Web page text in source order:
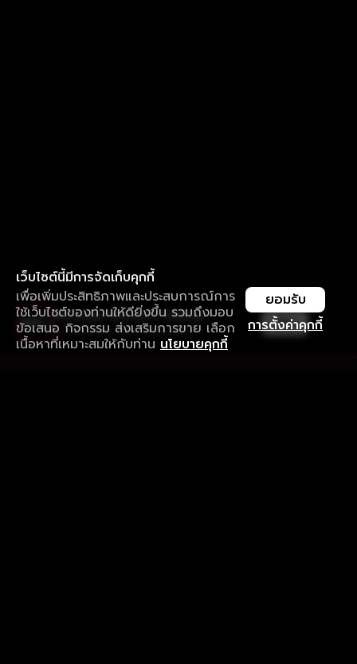
เว็บไซต์นี้มีการจัดเก็บคุกกี้
เพื่อเพิ่มประสิทธิภาพและประสบการณ์การ
ใช้เว็บไซต์ของท่านให้ดียิ่งขึ้น รวมถึงมอบ
ข้อเสนอ กิจกรรม ส่งเสริมการขาย เลือก
เนื้อหาที่เหมาะสมให้กับท่าน นโยบายคุกกี้
การตั้งค่าคุกกี้
ยอมรับ
ใช้งานแอป ลื่นไหลกว่า ไม่มีสะดุด
ดาวน์โหลดแอปเพื่อการรับชมที่ดีกว่า เปิด